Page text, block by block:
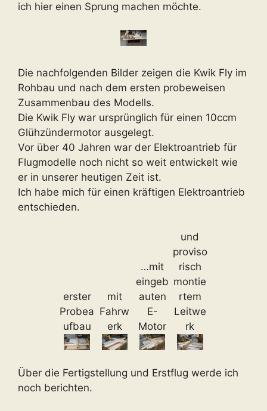
ich hier einen Sprung machen möchte.
Die nachfolgenden Bilder zeigen die Kwik Fly im
Rohbau und nach dem ersten probeweisen
Zusammenbau des Modells.
Die Kwik Fly war ursprünglich für einen 10ccm
Glühzündermotor ausgelegt.
Vor über 40 Jahren war der Elektroantrieb für
Flugmodelle noch nicht so weit entwickelt wie
er in unserer heutigen Zeit ist.
Ich habe mich für einen kräftigen Elektroantrieb
entschieden.
erster
Probea
ufbau
mit
Fahrw
erk
…mit
eingeb
auten
E-
Motor
und
proviso
risch
montie
rtem
Leitwe
rk
Über die Fertigstellung und Erstflug werde ich
noch berichten.